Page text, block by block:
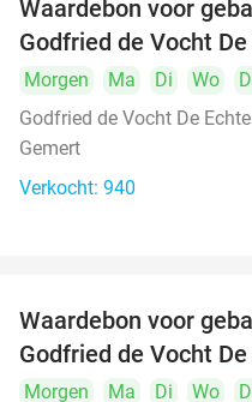
Waardebon voor
Godfried de Vocht
Morgen Ma Di Wo
Godfried de Vocht De
Gemert
Verkocht: 940
Waardebon voor
Godfried de Vocht
Morgen Ma Di Wo